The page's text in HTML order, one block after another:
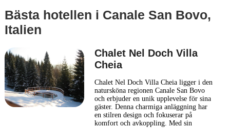
Bästa hotellen i Canale San Bovo,
Italien
Chalet Nel Doch Villa
Cheia
Chalet Nel Doch Villa Cheia ligger i den
natursköna regionen Canale San Bovo
och erbjuder en unik upplevelse för sina
gäster. Denna charmiga anläggning har
en stilren design och fokuserar på
komfort och avkoppling. Med sin